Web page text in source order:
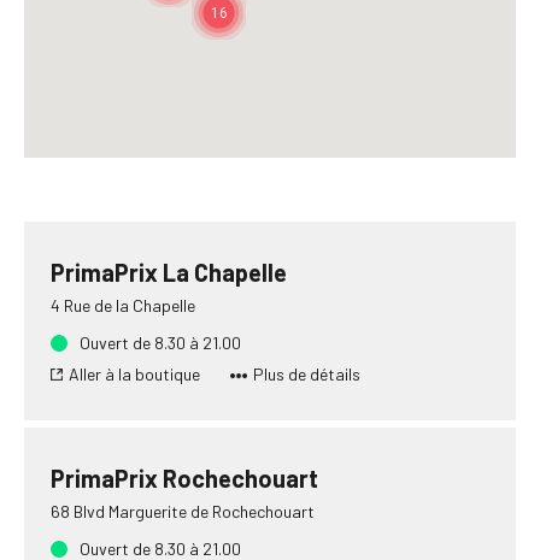
PrimaPrix La Chapelle
4 Rue de la Chapelle
Ouvert de 8.30 à 21.00
Aller à la boutique
Plus de détails
PrimaPrix Rochechouart
68 Blvd Marguerite de Rochechouart
Ouvert de 8.30 à 21.00
16